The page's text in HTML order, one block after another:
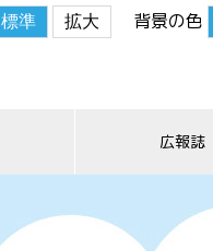
標準 拡大 背景の色
広報誌